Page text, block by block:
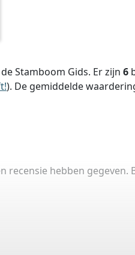
Stamboom Gids. Er zijn 6
). De gemiddelde
recensie hebben gegeven.